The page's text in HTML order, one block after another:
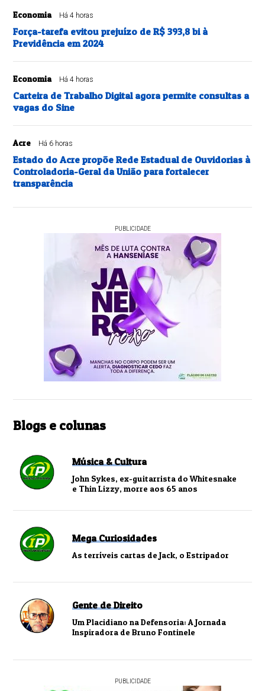
Economia Há 4 horas
Força-tarefa evitou prejuízo de R$ 393,8 bi à
Previdência em 2024
Economia Há 4 horas
Carteira de Trabalho Digital agora permite consultas a
vagas do Sine
Acre Há 6 horas
Estado do Acre propõe Rede Estadual de Ouvidorias à
Controladoria-Geral da União para fortalecer
transparência
PUBLICIDADE
Blogs e colunas
Música & Cultura
John Sykes, ex-guitarrista do Whitesnake
e Thin Lizzy, morre aos 65 anos
Mega Curiosidades
As terríveis cartas de Jack, o Estripador
Gente de Direito
Um Placidiano na Defensoria: A Jornada
Inspiradora de Bruno Fontinele
PUBLICIDADE